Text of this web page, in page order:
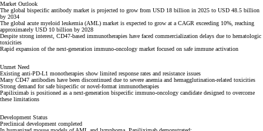
Market Outlook
The global bispecific antibody market is projected to grow from USD 18 billion in 2025 to USD 48.5 billion
by 2034
The global acute myeloid leukemia (AML) market is expected to grow at a CAGR exceeding 10%, reaching
approximately USD 10 billion by 2028
Despite strong interest, CD47-based immunotherapies have faced commercialization delays due to hematologic
toxicities
Rapid expansion of the next-generation immuno-oncology market focused on safe immune activation
Unmet Need
Existing anti-PD-L1 monotherapies show limited response rates and resistance issues
Many CD47 antibodies have been discontinued due to severe anemia and hemagglutination-related toxicities
Strong demand for safe bispecific or novel-format immunotherapies
Papiliximab is positioned as a next-generation bispecific immuno-oncology candidate designed to overcome
these limitations
Development Status
Preclinical development completed